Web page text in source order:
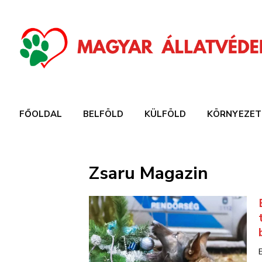
FŐOLDAL BELFÖLD KÜLFÖLD KÖRNYEZET
Zsaru Magazin